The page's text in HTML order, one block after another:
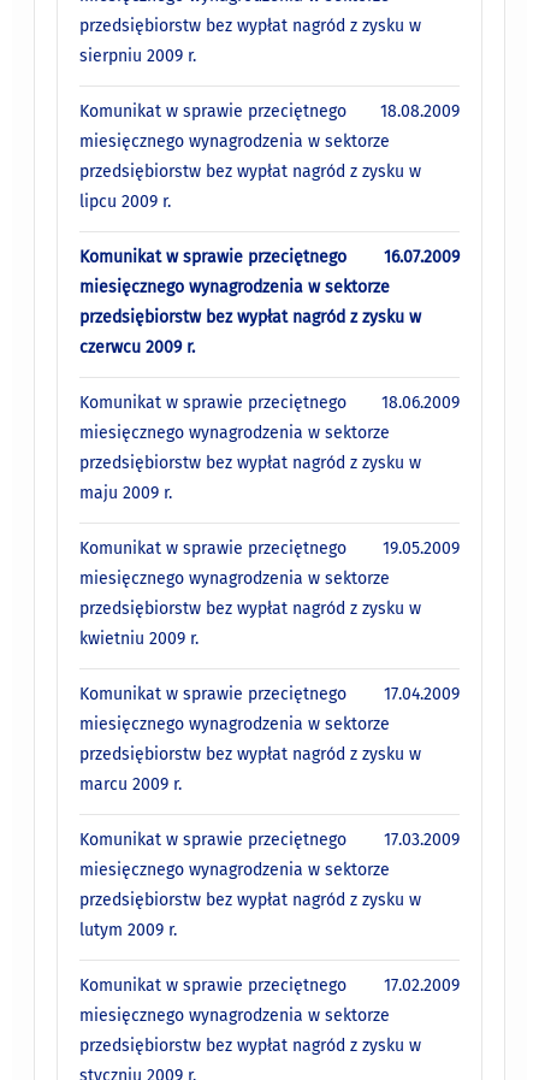
przedsiębiorstw bez wypłat nagród z zysku w
sierpniu 2009 r.
18.08.2009
Komunikat w sprawie przeciętnego
miesięcznego wynagrodzenia w sektorze
przedsiębiorstw bez wypłat nagród z zysku w
lipcu 2009 r.
16.07.2009
Komunikat w sprawie przeciętnego
miesięcznego wynagrodzenia w sektorze
przedsiębiorstw bez wypłat nagród z zysku w
czerwcu 2009 r.
18.06.2009
Komunikat w sprawie przeciętnego
miesięcznego wynagrodzenia w sektorze
przedsiębiorstw bez wypłat nagród z zysku w
maju 2009 r.
19.05.2009
Komunikat w sprawie przeciętnego
miesięcznego wynagrodzenia w sektorze
przedsiębiorstw bez wypłat nagród z zysku w
kwietniu 2009 r.
17.04.2009
Komunikat w sprawie przeciętnego
miesięcznego wynagrodzenia w sektorze
przedsiębiorstw bez wypłat nagród z zysku w
marcu 2009 r.
17.03.2009
Komunikat w sprawie przeciętnego
miesięcznego wynagrodzenia w sektorze
przedsiębiorstw bez wypłat nagród z zysku w
lutym 2009 r.
17.02.2009
Komunikat w sprawie przeciętnego
miesięcznego wynagrodzenia w sektorze
przedsiębiorstw bez wypłat nagród z zysku w